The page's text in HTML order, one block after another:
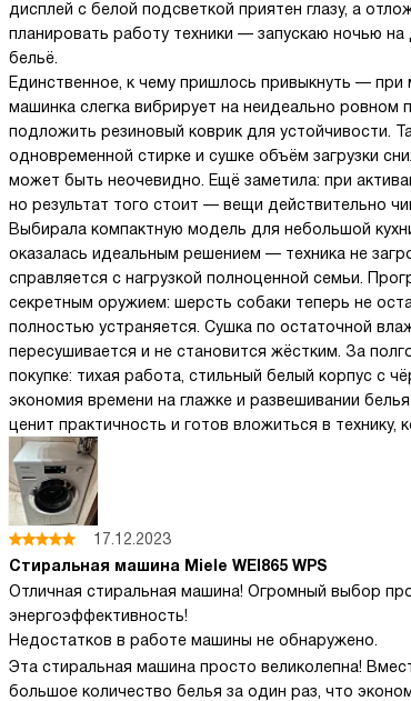
дисплей с белой подсветкой приятен глазу, а
планировать работу техники — запускаю ночью
бельё.
Единственное, к чему пришлось привыкнуть —
машинка слегка вибрирует на неидеально ровном
подложить резиновый коврик для устойчивости.
одновременной стирке и сушке объём загрузки
может быть неочевидно. Ещё заметила: при
но результат того стоит — вещи действительно
Выбирала компактную модель для небольшой
оказалась идеальным решением — техника не
справляется с нагрузкой полноценной семьи.
секретным оружием: шерсть собаки теперь не
полностью устраняется. Сушка по остаточной
пересушивается и не становится жёстким. За
покупке: тихая работа, стильный белый корпус с
экономия времени на глажке и развешивании
ценит практичность и готов вложиться в
17.12.2023
Стиральная машина Miele WEI865 WPS
Отличная стиральная машина! Огромный выбор
энергоэффективность!
Недостатков в работе машины не обнаружено.
Эта стиральная машина просто великолепна!
большое количество белья за один раз, что